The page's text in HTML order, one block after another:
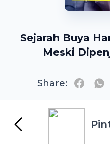
Sejarah Buya
Meski
Share: